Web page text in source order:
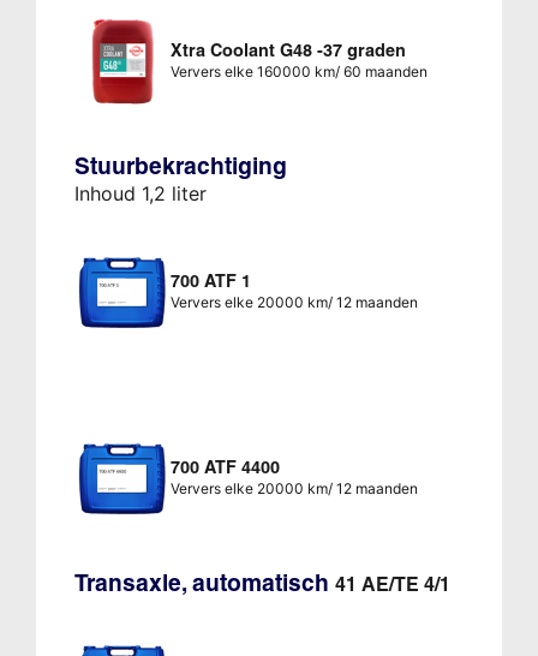
Xtra Coolant G48 -37 graden
Ververs elke 160000 km/ 60 maanden
Stuurbekrachtiging
Inhoud 1,2 liter
700 ATF 1
Ververs elke 20000 km/ 12 maanden
700 ATF 4400
Ververs elke 20000 km/ 12 maanden
Transaxle, automatisch 41 AE/TE 4/1